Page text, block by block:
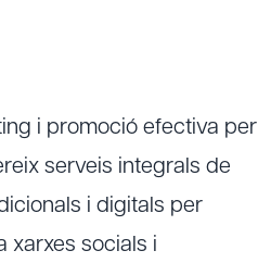
i promoció efectiva per
serveis integrals de
i digitals per
xarxes socials i